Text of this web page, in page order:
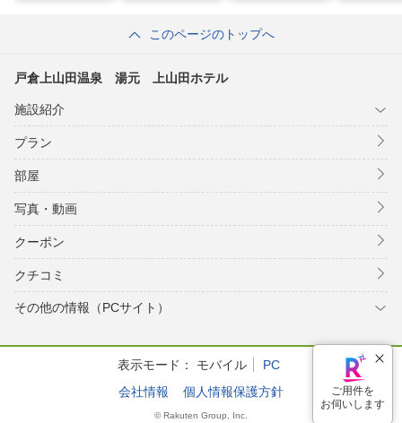
このページのトップへ
戸倉上山田温泉 湯元 上山田ホテル
施設紹介
プラン
部屋
写真・動画
クーポン
クチコミ
その他の情報（PCサイト）
表示モード： モバイル
PC
会社情報
個人情報保護方針
© Rakuten Group, Inc.
ご用件を
お伺いします